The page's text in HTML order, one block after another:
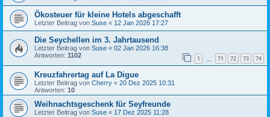
Ökosteuer für kleine Hotels abgeschafft
Letzter Beitrag von Suse « 12 Jan 2026 17:27
Die Seychellen im 3. Jahrtausend
Letzter Beitrag von Suse « 02 Jan 2026 16:38
Antworten: 1102 1 71 72 73 74
Kreuzfahrertag auf La Digue
Letzter Beitrag von Cherry « 20 Dez 2025 10:31
Antworten: 10
Weihnachtsgeschenk für Seyfreunde
Letzter Beitrag von Suse « 17 Dez 2025 11:28